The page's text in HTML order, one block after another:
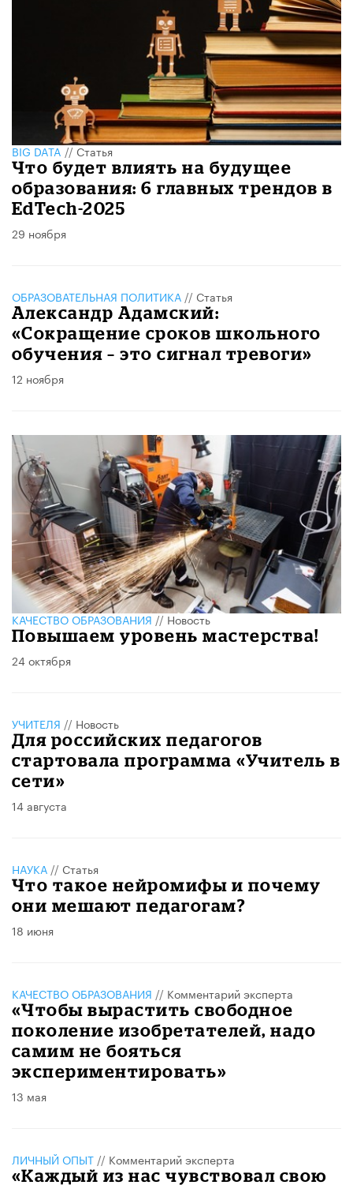
BIG DATA//Статья
Что будет влиять на будущее
образования: 6 главных трендов в
EdTech-2025
29 ноября
ОБРАЗОВАТЕЛЬНАЯ ПОЛИТИКА // Статья
Александр Адамский:
«Сокращение сроков школьного
обучения – это сигнал тревоги»
12 ноября
КАЧЕСТВО ОБРАЗОВАНИЯ//Новость
Повышаем уровень мастерства!
24 октября
УЧИТЕЛЯ // Новость
Для российских педагогов
стартовала программа «Учитель в
сети»
14 августа
НАУКА // Статья
Что такое нейромифы и почему
они мешают педагогам?
18 июня
КАЧЕСТВО ОБРАЗОВАНИЯ // Комментарий эксперта
«Чтобы вырастить свободное
поколение изобретателей, надо
самим не бояться
экспериментировать»
13 мая
ЛИЧНЫЙ ОПЫТ // Комментарий эксперта
«Каждый из нас чувствовал свою